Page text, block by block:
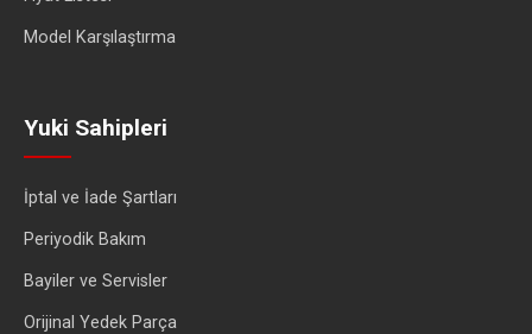
Model Karşılaştırma
Yuki Sahipleri
İptal ve İade Şartları
Periyodik Bakım
Bayiler ve Servisler
Orijinal Yedek Parça